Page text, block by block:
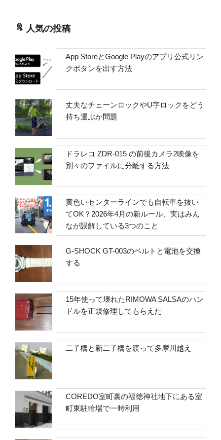
人気の投稿
App StoreとGoogle Playのアプリ公式リン
クボタンを出す方法
丈夫なチェーンロックやU字ロックをどう
持ち運ぶか問題
ドラレコ ZDR-015 の前後カメラ2映像を
別々のファイルに分離する方法
黄色いセンターラインでも自転車を抜い
てOK？2026年4月の新ルール、実はみん
なが誤解している3つのこと
G-SHOCK GT-003のベルトと電池を交換
する
15年使って壊れたRIMOWA SALSAのハン
ドルを正規修理してもらえた
二子橋と新二子橋を渡って多摩川越え
COREDO室町裏の福徳神社地下にある室
町東駐輪場で一時利用